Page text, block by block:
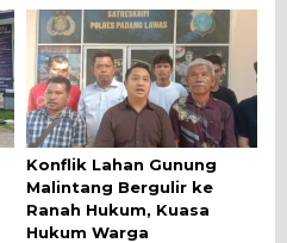
Konflik Lahan Gunung
Malintang Bergulir ke
Ranah Hukum, Kuasa
Hukum Warga